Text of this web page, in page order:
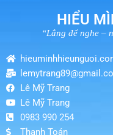
HIỂU
“Lắng để nghe –
Lê Mỹ Trang
Lê Mỹ Trang
0983 990 254
Thanh Toán